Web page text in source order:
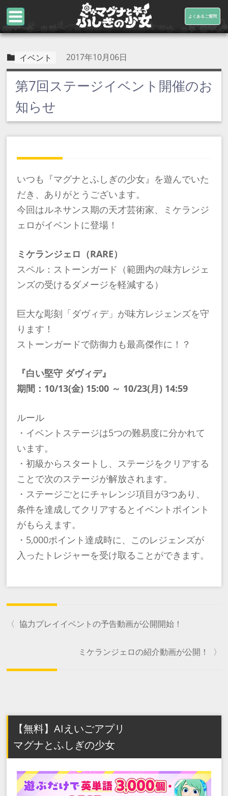
よくあるご質問
イベント 2017年10月06日
第7回ステージイベント開催のお
知らせ
いつも『マグナとふしぎの少女』を遊んでいた
だき、ありがとうございます。
今回はルネサンス期の天才芸術家、ミケランジ
ェロがイベントに登場！
ミケランジェロ（RARE）
スペル：ストーンガード（範囲内の味方レジェ
ンズの受けるダメージを軽減する）
巨大な彫刻「ダヴィデ」が味方レジェンズを守
ります！
ストーンガードで防御力も最高傑作に！？
『白い堅守 ダヴィデ』
期間：10/13(金) 15:00 ～ 10/23(月) 14:59
ルール
・イベントステージは5つの難易度に分かれて
います。
・初級からスタートし、ステージをクリアする
ことで次のステージが解放されます。
・ステージごとにチャレンジ項目が3つあり、
条件を達成してクリアするとイベントポイント
がもらえます。
・5,000ポイント達成時に、このレジェンズが
入ったトレジャーを受け取ることができます。
〈 協力プレイイベントの予告動画が公開開始！
ミケランジェロの紹介動画が公開！ 〉
【無料】AIえいごアプリ
マグナとふしぎの少女